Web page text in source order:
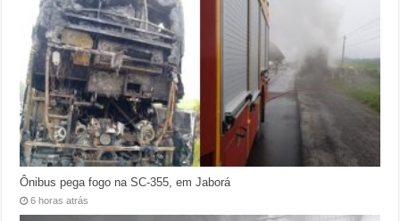
Ônibus pega fogo na SC-355, em Jaborá
6 horas atrás